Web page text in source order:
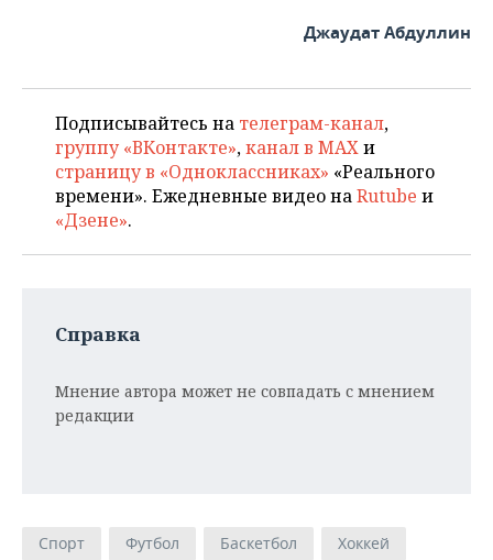
Джаудат Абдуллин
Подписывайтесь на телеграм-канал,
группу «ВКонтакте»,канал в MAXи
страницу в «Одноклассниках» «Реального
времени». Ежедневные видео наRutube и
«Дзене».
Справка
Мнение автора может не совпадать с мнением
редакции
Спорт Футбол Баскетбол Хоккей